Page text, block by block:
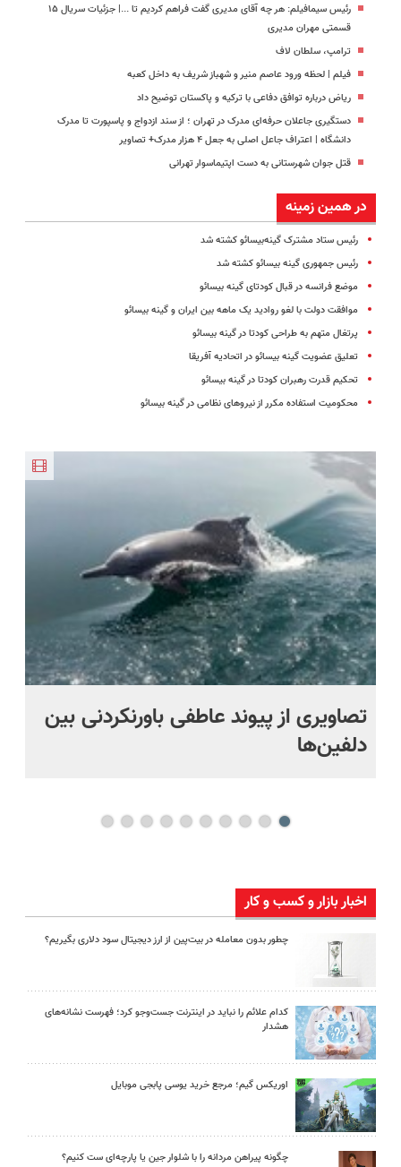
رئیس سیمافیلم: هر چه آقای مدیری گفت فراهم کردیم تا ...| جزئیات سریال ۱۵
قسمتی مهران مدیری
ترامپ، سلطان لاف
فیلم | لحظه ورود عاصم منیر و شهباز شریف به داخل کعبه
ریاض درباره توافق دفاعی با ترکیه و پاکستان توضیح داد
دستگیری جاعلان حرفه‌ای مدرک در تهران ؛ از سند ازدواج و پاسپورت تا مدرک
دانشگاه | اعتراف جاعل اصلی به جعل ۴ هزار مدرک+ تصاویر
قتل جوان شهرستانی به دست اپتیماسوار تهرانی
در همین زمینه
رئیس ستاد مشترک گینه‌بیسائو کشته شد
رئیس جمهوری گینه بیسائو کشته شد
موضع فرانسه در قبال کودتای گینه بیسائو
موافقت دولت با لغو روادید یک ماهه بین ایران و گینه بیسائو
پرتغال متهم به طراحی کودتا در گینه بیسائو
تعلیق عضویت گینه بیسائو در اتحادیه آفریقا
تحکیم قدرت رهبران کودتا در گینه بیسائو
محکومیت استفاده مکرر از نیروهای نظامی در گینه بیسائو
تصاویری از پیوند عاطفی باورنکردنی بین
دلفین‌ها
اخبار بازار و کسب و کار
چطور بدون معامله در بیت‌پین از ارز دیجیتال سود دلاری بگیریم؟
کدام علائم را نباید در اینترنت جست‌وجو کرد؛ فهرست نشانه‌های
هشدار
اوریکس گیم؛ مرجع خرید یوسی پابجی موبایل
چگونه پیراهن مردانه را با شلوار جین یا پارچه‌ای ست کنیم؟